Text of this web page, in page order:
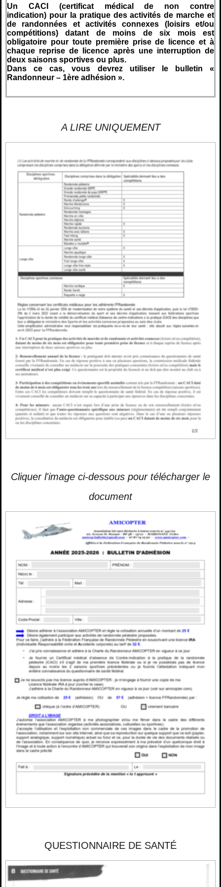
Un CACI (certificat médical de non contre
indication) pour la pratique des activités de marche et
de randonnées et activités connexes (loisirs et/ou
compétitions) datant de moins de six mois est
obligatoire pour toute première prise de licence et à
chaque reprise de licence après une interruption de
deux saisons sportives ou plus.
Dans ce cas, vous devrez utiliser le bulletin «
Randonneur – 1ère adhésion ».
A LIRE UNIQUEMENT
Cliquer l'image ci-dessous pour télécharger le
document
QUESTIONNAIRE DE SANTÉ